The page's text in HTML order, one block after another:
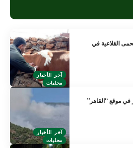
آخر الأخبار
محليات
القلاعية في
آخر الأخبار
محليات
في موقع “القاهر”